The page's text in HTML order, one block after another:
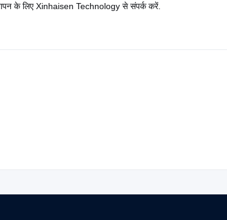
के लिए Xinhaisen Technology से संपर्क करें.